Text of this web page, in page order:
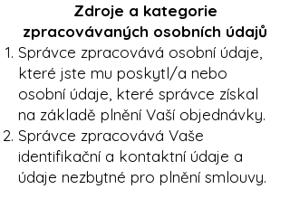
Zdroje a kategorie
zpracovávaných osobních údajů
Správce zpracovává osobní údaje,
které jste mu poskytl/a nebo
osobní údaje, které správce získal
na základě plnění Vaší objednávky.
Správce zpracovává Vaše
identifikační a kontaktní údaje a
údaje nezbytné pro plnění smlouvy.